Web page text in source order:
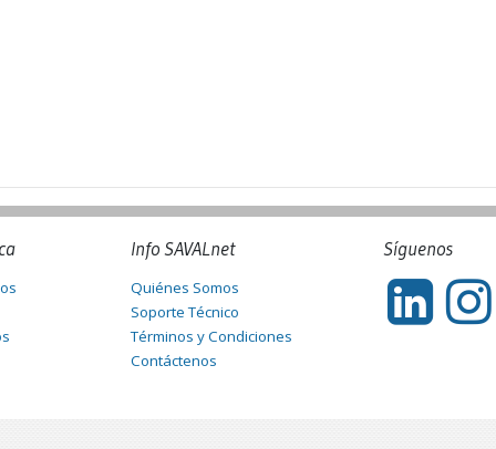
Info SAVALnet
Quiénes Somos
Soporte Técnico
Términos y Condiciones
Contáctenos
Síguenos